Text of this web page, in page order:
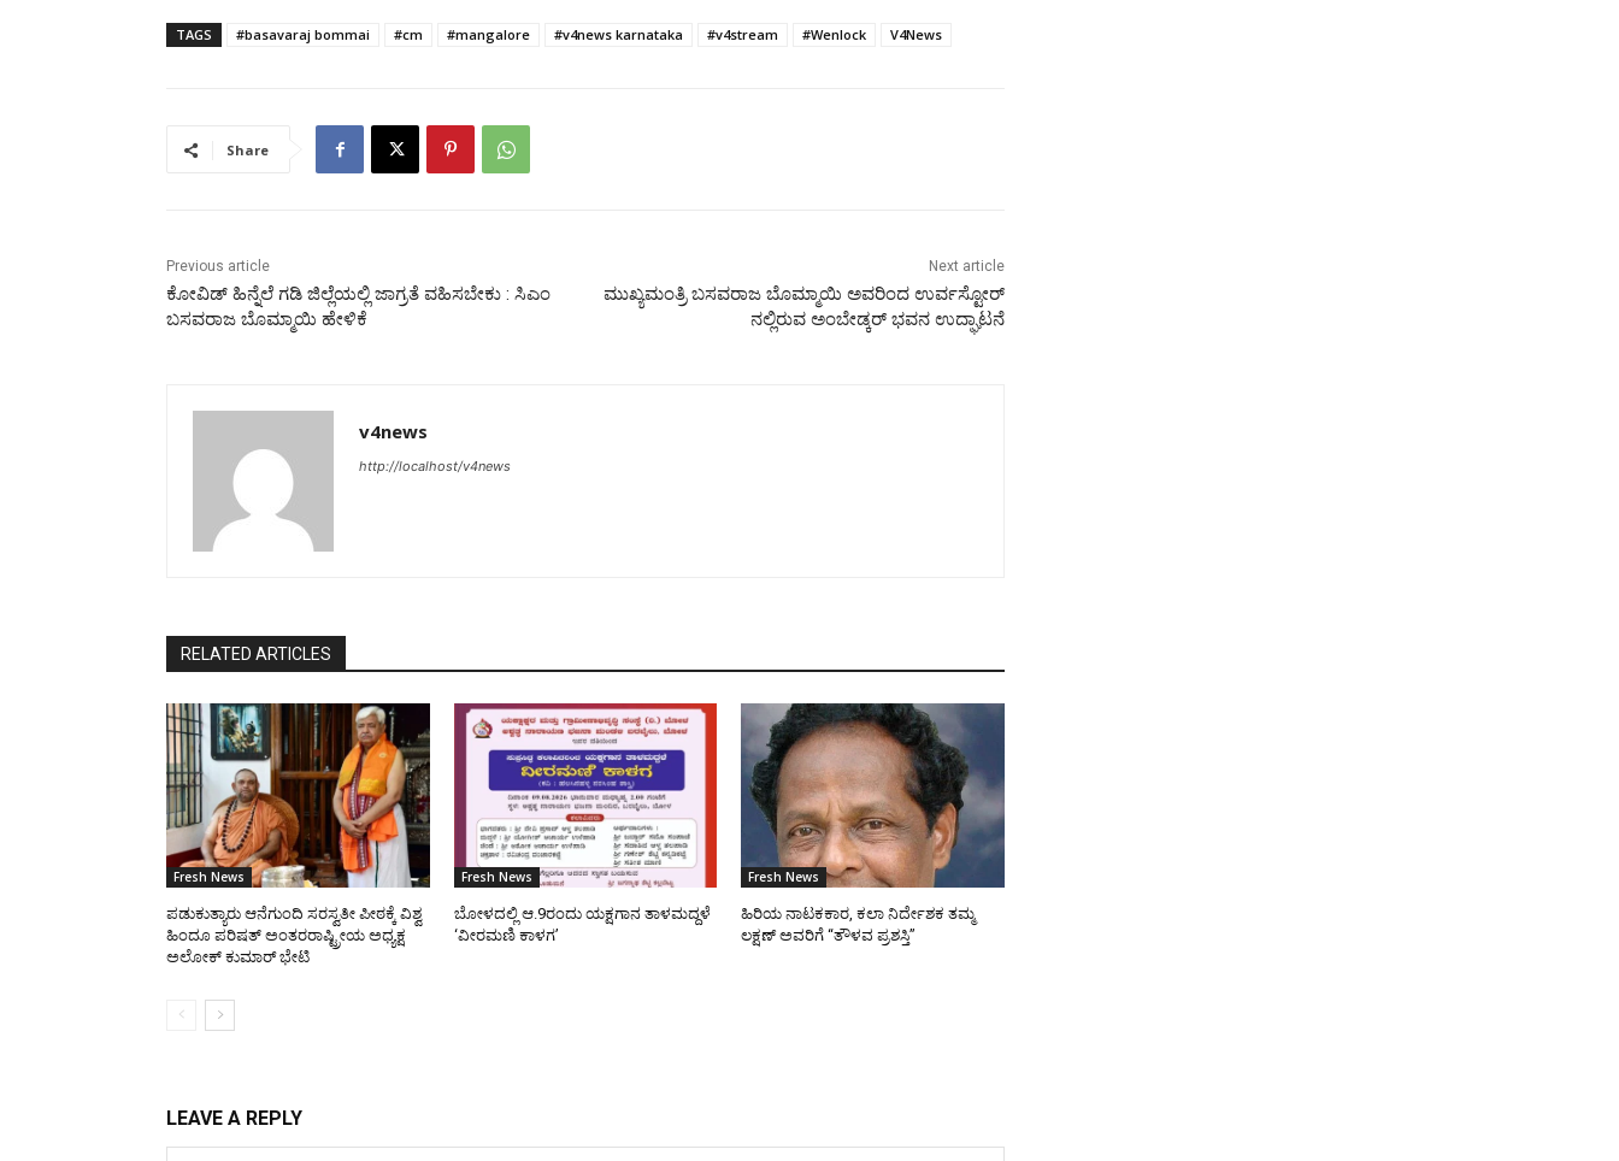
TAGS #basavaraj bommai #cm #mangalore #v4news karnataka #v4stream #Wenlock V4News
Share
Previous article
ಕೋವಿಡ್ ಹಿನ್ನೆಲೆ ಗಡಿ ಜಿಲ್ಲೆಯಲ್ಲಿ ಜಾಗ್ರತೆ ವಹಿಸಬೇಕು : ಸಿಎಂ
ಬಸವರಾಜ ಬೊಮ್ಮಾಯಿ ಹೇಳಿಕೆ
Next article
ಮುಖ್ಯಮಂತ್ರಿ ಬಸವರಾಜ ಬೊಮ್ಮಾಯಿ ಅವರಿಂದ ಉರ್ವಸ್ಟೋರ್
ನಲ್ಲಿರುವ ಅಂಬೇಡ್ಕರ್ ಭವನ ಉದ್ಘಾಟನೆ
v4news
http://localhost/v4news
RELATED ARTICLES
Fresh News
ಪಡುಕುತ್ಯಾರು ಆನೆಗುಂದಿ ಸರಸ್ವತೀ ಪೀಠಕ್ಕೆ ವಿಶ್ವ
ಹಿಂದೂ ಪರಿಷತ್ ಅಂತರರಾಷ್ಟ್ರೀಯ ಅಧ್ಯಕ್ಷ
ಅಲೋಕ್ ಕುಮಾರ್ ಭೇಟಿ
Fresh News
ಬೋಳದಲ್ಲಿ ಆ.9ರಂದು ಯಕ್ಷಗಾನ ತಾಳಮದ್ದಳೆ
‘ವೀರಮಣಿ ಕಾಳಗ’
Fresh News
ಹಿರಿಯ ನಾಟಕಕಾರ, ಕಲಾ ನಿರ್ದೇಶಕ ತಮ್ಮ
ಲಕ್ಷಣ್ ಅವರಿಗೆ “ತೌಳವ ಪ್ರಶಸ್ತಿ”
LEAVE A REPLY